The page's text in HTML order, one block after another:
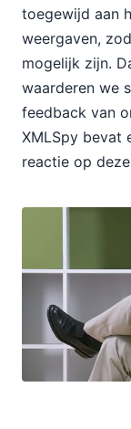
toegewijd aan
weergaven,
mogelijk zijn.
waarderen we
feedback van
XMLSpy bevat
reactie op